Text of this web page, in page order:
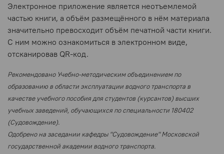
Электронное приложение является неотъемлемой
частью книги, а объём размещённого в нём материала
значительно превосходит объём печатной части книги.
С ним можно ознакомиться в электронном виде,
отсканировав QR-код.
Рекомендовано Учебно-методическим объединением по
образованию в области эксплуатации водного транспорта в
качестве учебного пособия для студентов (курсантов) высших
учебных заведений, обучающихся по специальности 180402
(Судовождение).
Одобрено на заседании кафедры "Судовождение" Московской
государственной академии водного транспорта.